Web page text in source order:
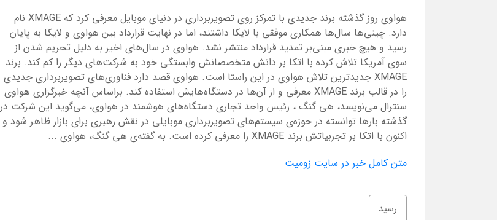
هواوی روز گذشته برند جدیدی با تمرکز روی تصویربرداری در دنیای موبایل معرفی کرد که XMAGE نام
دارد. چینی‌ها سال‌ها همکاری موفقی با لایکا داشتند، اما در نهایت قرارداد بین هواوی و لایکا به پایان
رسید و هیچ خبری مبنی‌بر تمدید قرارداد منتشر نشد. هواوی در سال‌های اخیر به دلیل تحریم شدن از
سوی آمریکا تلاش کرده با اتکا بر دانش متخصصانش وابستگی خود به شرکت‌های دیگر را کم کند. برند
XMAGE جدیدترین تلاش هواوی در این راستا است. هواوی قصد دارد فناوری‌های تصویربرداری جدیدی
را در قالب برند XMAGE معرفی و از آن‌ها در دستگاه‌هایش استفاده کند. براساس آنچه خبرگزاری هواوی
سنترال می‌نویسد، هی گنگ ، رئیس واحد تجاری دستگاه‌های هوشمند در هواوی، می‌گوید این شرکت در
گذشته بارها توانسته در حوزه‌ی سیستم‌های تصویربرداری موبایلی در نقش رهبری برای بازار ظاهر شود و
اکنون با اتکا بر تجربیاتش برند XMAGE را معرفی کرده است. به گفته‌ی هی گنگ، هواوی ...
متن کامل خبر در سایت زومیت
رسید